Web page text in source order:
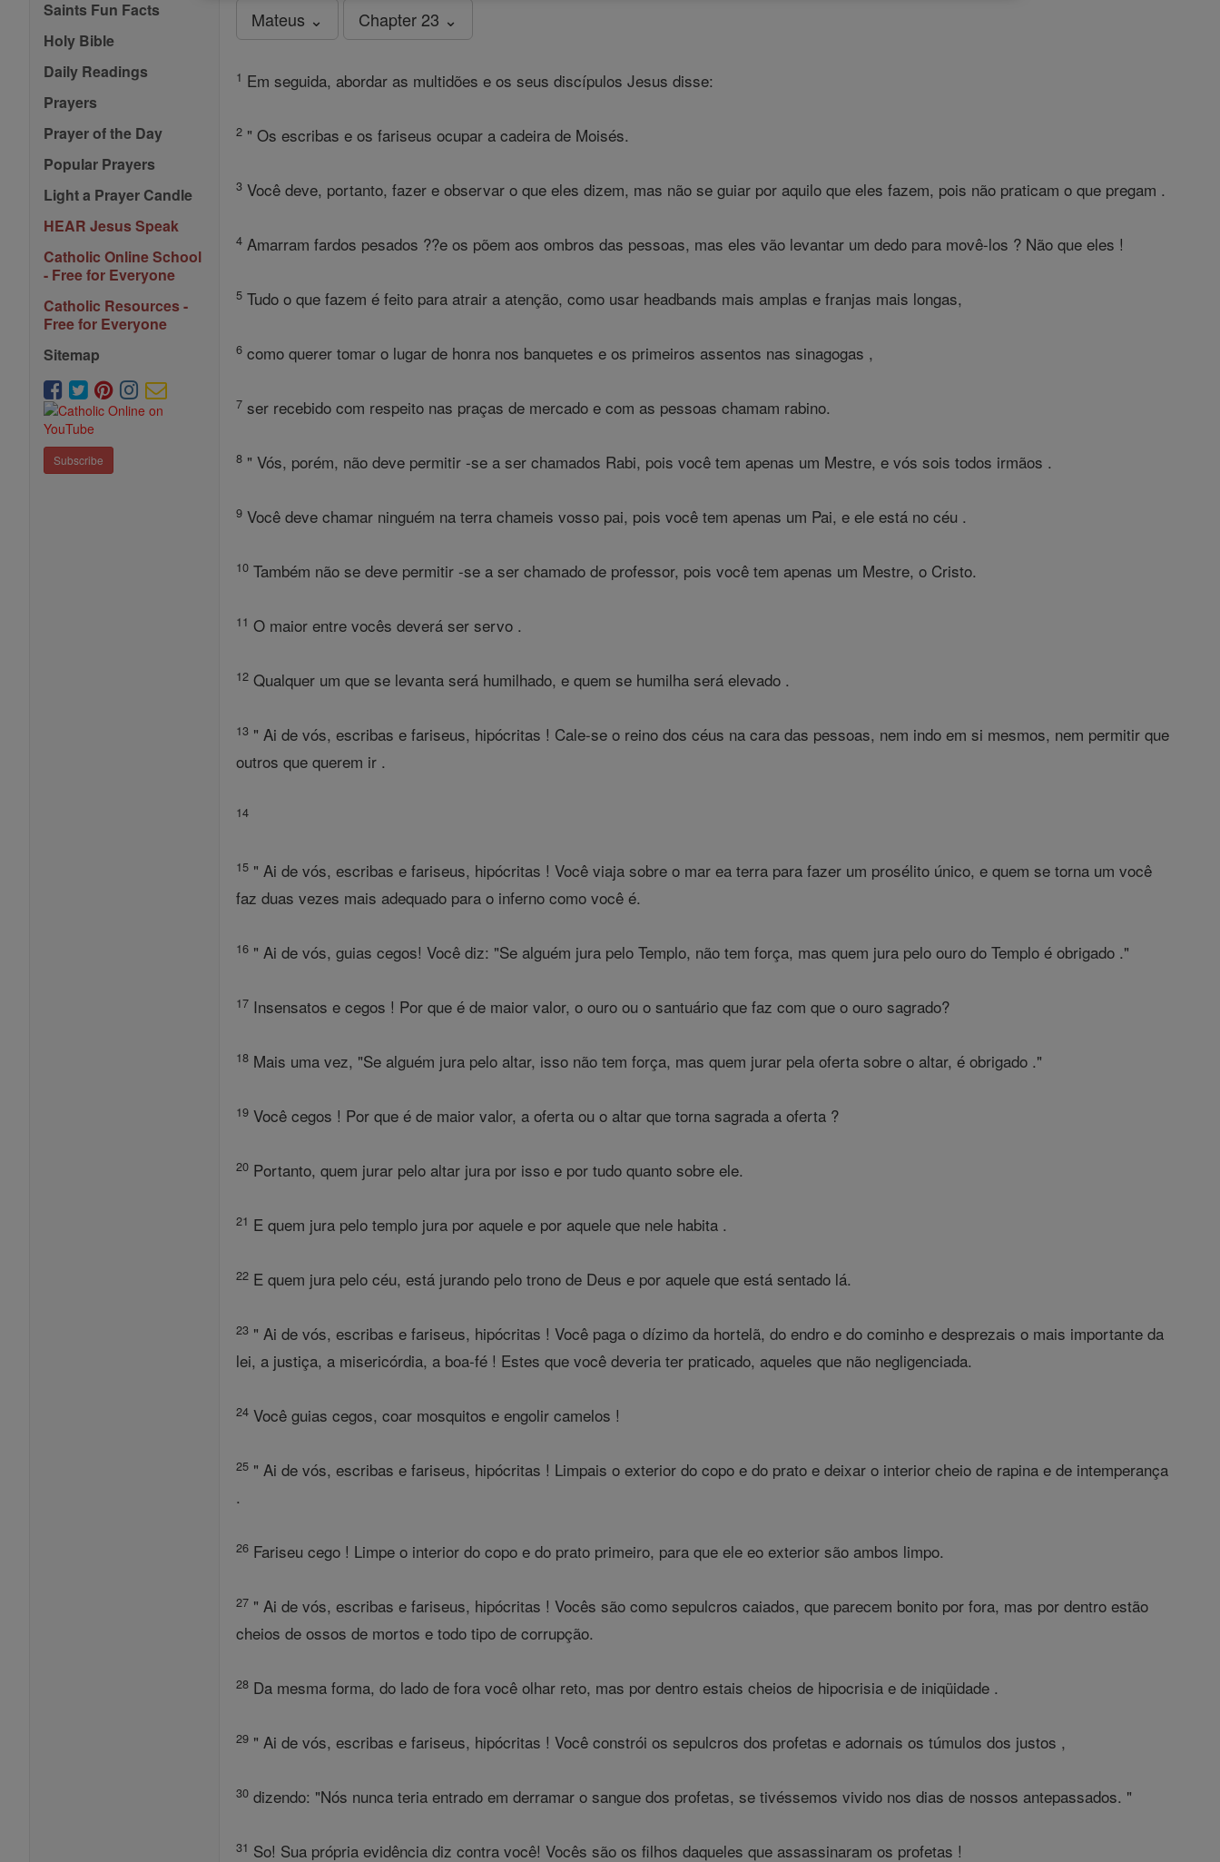
Saints Fun Facts
Holy Bible
Daily Readings
Prayers
Prayer of the Day
Popular Prayers
Light a Prayer Candle
HEAR Jesus Speak
Catholic Online School
- Free for Everyone
Catholic Resources -
Free for Everyone
Sitemap
Subscribe
Mateus ⌄ Chapter 23 ⌄
1 Em seguida, abordar as multidões e os seus discípulos Jesus disse:
2 " Os escribas e os fariseus ocupar a cadeira de Moisés.
3 Você deve, portanto, fazer e observar o que eles dizem, mas não se guiar por aquilo que eles fazem, pois não praticam o que pregam .
4 Amarram fardos pesados ??e os põem aos ombros das pessoas, mas eles vão levantar um dedo para movê-los ? Não que eles !
5 Tudo o que fazem é feito para atrair a atenção, como usar headbands mais amplas e franjas mais longas,
6 como querer tomar o lugar de honra nos banquetes e os primeiros assentos nas sinagogas ,
7 ser recebido com respeito nas praças de mercado e com as pessoas chamam rabino.
8 " Vós, porém, não deve permitir -se a ser chamados Rabi, pois você tem apenas um Mestre, e vós sois todos irmãos .
9 Você deve chamar ninguém na terra chameis vosso pai, pois você tem apenas um Pai, e ele está no céu .
10 Também não se deve permitir -se a ser chamado de professor, pois você tem apenas um Mestre, o Cristo.
11 O maior entre vocês deverá ser servo .
12 Qualquer um que se levanta será humilhado, e quem se humilha será elevado .
13 " Ai de vós, escribas e fariseus, hipócritas ! Cale-se o reino dos céus na cara das pessoas, nem indo em si mesmos, nem permitir que
outros que querem ir .
14
15 " Ai de vós, escribas e fariseus, hipócritas ! Você viaja sobre o mar ea terra para fazer um prosélito único, e quem se torna um você
faz duas vezes mais adequado para o inferno como você é.
16 " Ai de vós, guias cegos! Você diz: "Se alguém jura pelo Templo, não tem força, mas quem jura pelo ouro do Templo é obrigado ."
17 Insensatos e cegos ! Por que é de maior valor, o ouro ou o santuário que faz com que o ouro sagrado?
18 Mais uma vez, "Se alguém jura pelo altar, isso não tem força, mas quem jurar pela oferta sobre o altar, é obrigado ."
19 Você cegos ! Por que é de maior valor, a oferta ou o altar que torna sagrada a oferta ?
20 Portanto, quem jurar pelo altar jura por isso e por tudo quanto sobre ele.
21 E quem jura pelo templo jura por aquele e por aquele que nele habita .
22 E quem jura pelo céu, está jurando pelo trono de Deus e por aquele que está sentado lá.
23 " Ai de vós, escribas e fariseus, hipócritas ! Você paga o dízimo da hortelã, do endro e do cominho e desprezais o mais importante da
lei, a justiça, a misericórdia, a boa-fé ! Estes que você deveria ter praticado, aqueles que não negligenciada.
24 Você guias cegos, coar mosquitos e engolir camelos !
25 " Ai de vós, escribas e fariseus, hipócritas ! Limpais o exterior do copo e do prato e deixar o interior cheio de rapina e de intemperança
.
26 Fariseu cego ! Limpe o interior do copo e do prato primeiro, para que ele eo exterior são ambos limpo.
27 " Ai de vós, escribas e fariseus, hipócritas ! Vocês são como sepulcros caiados, que parecem bonito por fora, mas por dentro estão
cheios de ossos de mortos e todo tipo de corrupção.
28 Da mesma forma, do lado de fora você olhar reto, mas por dentro estais cheios de hipocrisia e de iniqüidade .
29 " Ai de vós, escribas e fariseus, hipócritas ! Você constrói os sepulcros dos profetas e adornais os túmulos dos justos ,
30 dizendo: "Nós nunca teria entrado em derramar o sangue dos profetas, se tivéssemos vivido nos dias de nossos antepassados. "
31 So! Sua própria evidência diz contra você! Vocês são os filhos daqueles que assassinaram os profetas !